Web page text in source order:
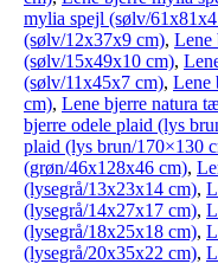
mylia spejl (sølv/
(sølv/12x37x9 cm), Lene
(sølv/15x49x10 cm),
(sølv/11x45x7 cm), Lene
cm), Lene bjerre natura
bjerre odele plaid (lys
plaid (lys brun/170×130
(grøn/46x128x46 cm),
(lysegrå/13x23x14 cm),
(lysegrå/14x27x17 cm),
(lysegrå/18x25x18 cm),
(lysegrå/20x35x22 cm),